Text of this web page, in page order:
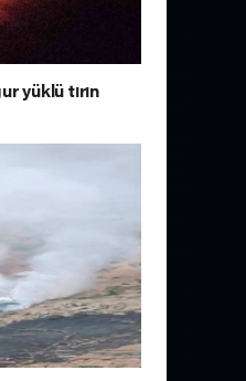
yüklü tırın